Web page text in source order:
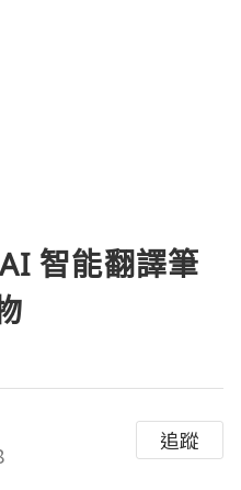
智能翻譯筆
追蹤